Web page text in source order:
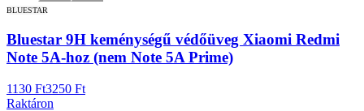
BLUESTAR
Bluestar 9H keménységű védőüveg Xiaomi Redmi
Note 5A-hoz (nem Note 5A Prime)
1130 Ft3250 Ft
Raktáron